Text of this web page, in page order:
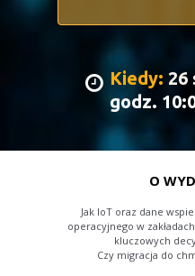
Kiedy: 26
godz.
Jak IoT oraz dane
operacyjnego w
kluczowych
Czy migracja do
O